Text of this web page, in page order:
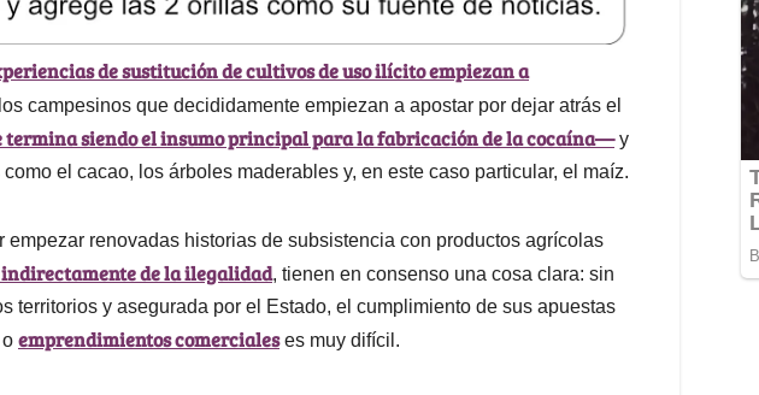
de sustitución de cultivos de uso ilícito empiezan a
campesinos que decididamente empiezan a apostar por dejar atrás el
siendo el insumo principal para la fabricación de la cocaína—y
el cacao, los árboles maderables y, en este caso particular, el maíz.
empezar renovadas historias de subsistencia con productos agrícolas
de la ilegalidad, tienen en consenso una cosa clara: sin
territorios y asegurada por el Estado, el cumplimiento de sus apuestas
emprendimientos comercialeses muy difícil.